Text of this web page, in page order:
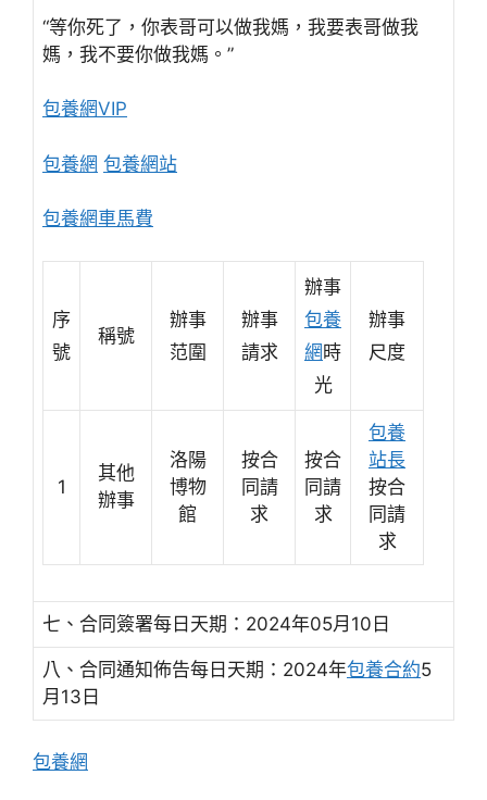
“等你死了，你表哥可以做我媽，我要表哥做我
媽，我不要你做我媽。”
包養網VIP
包養網 包養網站
包養網車馬費
序
號
稱號
辦事
范圍
辦事
請求
辦事
包養
網時
光
辦事
尺度
1
其他
辦事
洛陽
博物
館
按合
同請
求
按合
同請
求
包養
站長
按合
同請
求
七、合同簽署每日天期：2024年05月10日
八、合同通知佈告每日天期：2024年包養合約5
月13日
包養網